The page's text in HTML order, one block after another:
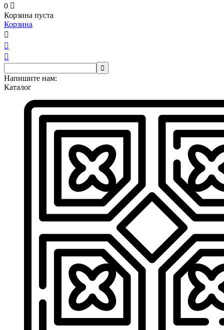
0 
Корзина пуста
Корзина




Напишите нам:
Каталог